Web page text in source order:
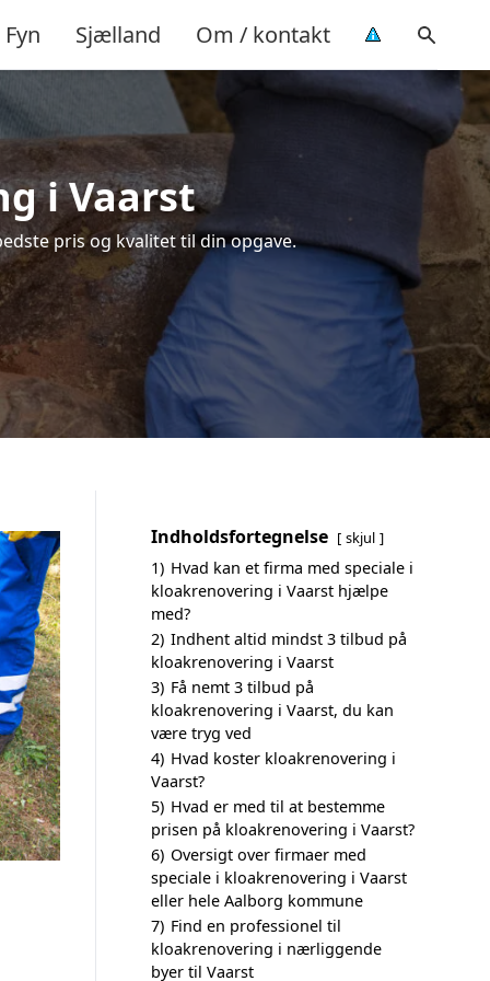
Fyn Sjælland Om / kontakt
i Vaarst
pris og kvalitet til din opgave.
Indholdsfortegnelse skjul
1) Hvad kan et firma med speciale i
kloakrenovering i Vaarst hjælpe
med?
2) Indhent altid mindst 3 tilbud på
kloakrenovering i Vaarst
3) Få nemt 3 tilbud på
kloakrenovering i Vaarst, du kan
være tryg ved
4) Hvad koster kloakrenovering i
Vaarst?
5) Hvad er med til at bestemme
prisen på kloakrenovering i Vaarst?
6) Oversigt over firmaer med
speciale i kloakrenovering i Vaarst
eller hele Aalborg kommune
7) Find en professionel til
kloakrenovering i nærliggende
byer til Vaarst